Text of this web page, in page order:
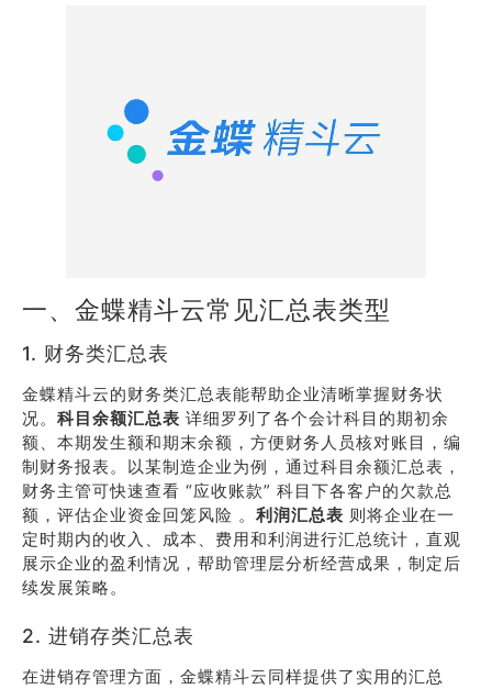
一、金蝶精斗云常见汇总表类型
1. 财务类汇总表
金蝶精斗云的财务类汇总表能帮助企业清晰掌握财务状
况。 科目余额汇总表 详细罗列了各个会计科目的期初余
额、本期发生额和期末余额，方便财务人员核对账目，编
制财务报表。以某制造企业为例，通过科目余额汇总表，
财务主管可快速查看 “应收账款” 科目下各客户的欠款总
额，评估企业资金回笼风险 。 利润汇总表 则将企业在一
定时期内的收入、成本、费用和利润进行汇总统计，直观
展示企业的盈利情况，帮助管理层分析经营成果，制定后
续发展策略。
2. 进销存类汇总表
在进销存管理方面，金蝶精斗云同样提供了实用的汇总